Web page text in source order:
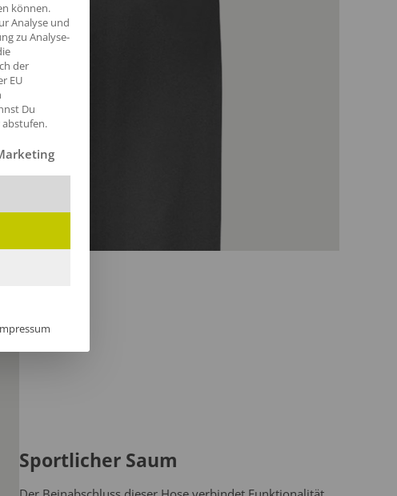
Sportlicher Saum
können.
Analyse und
zu Analyse-
der
EU
Du
abstufen.
werden kann. Die erste Service-Gruppe ist essenziell und kann